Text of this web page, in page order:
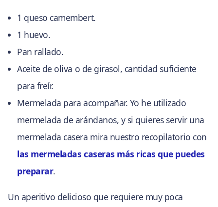
1 queso camembert.
1 huevo.
Pan rallado.
Aceite de oliva o de girasol, cantidad suficiente
para freír.
Mermelada para acompañar. Yo he utilizado
mermelada de arándanos, y si quieres servir una
mermelada casera mira nuestro recopilatorio con
las mermeladas caseras más ricas que puedes
preparar.
Un aperitivo delicioso que requiere muy poca